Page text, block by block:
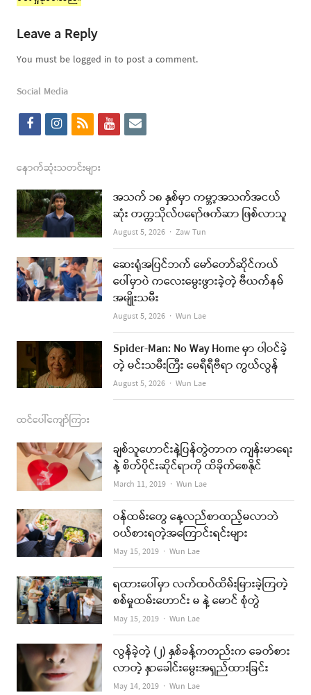
Leave a Reply
You must be logged in to post a comment.
Social Media
f
c
e
b
o
o
k
i
s
t
a
g
r
a
m
r
s
y
t
u
b
e
e
i
l
နောက်ဆုံးသတင်းများ
အသက် ၁၈ နှစ်မှာ ကမ္ဘာ့အသက်အငယ်
ဆုံး တက္ကသိုလ်ပရော်ဖက်ဆာ ဖြစ်လာသူ
August 5, 2026 Author
Zaw Tun
ဆေးရုံအပြင်ဘက် မော်တော်ဆိုင်ကယ်
ပေါ်မှာပဲ ကလေးမွေးဖွားခဲ့တဲ့ ဗီယက်နမ်
အမျိုးသမီး
August 5, 2026 Author
Wun Lae
Spider-Man: No Way Home မှာ ပါဝင်ခဲ့
တဲ့ မင်းသမီးကြီး မေရီရီဗီရာ ကွယ်လွန်
August 5, 2026 Author
Wun Lae
ထင်ပေါ်ကျော်ကြား
ချစ်သူဟောင်းနဲ့ပြန်တွဲတာက ကျန်းမာရေး
နဲ့ စိတ်ပိုင်းဆိုင်ရာကို ထိခိုက်စေနိုင်
March 11, 2019 Author
Wun Lae
ဝန်ထမ်းတွေ နေ့လည်စာထည့်မလာဘဲ
ဝယ်စားရတဲ့အကြောင်းရင်းများ
May 15, 2019 Author
Wun Lae
ရထားပေါ်မှာ လက်ထပ်ထိမ်းမြားခဲ့ကြတဲ့
စစ်မှုထမ်းဟောင်း မ နဲ့ မောင် စုံတွဲ
May 15, 2019 Author
Wun Lae
လွန်ခဲ့တဲ့ (၂) နှစ်ခန့်ကတည်းက ခေတ်စား
လာတဲ့ နှာခေါင်းမွေးအရှည်ထားခြင်း
May 14, 2019 Author
Wun Lae